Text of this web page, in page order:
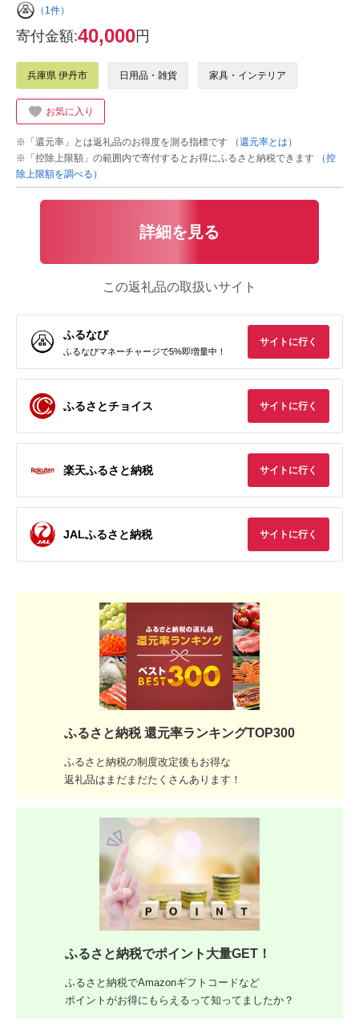
（1件）
寄付金額:40,000円
兵庫県 伊丹市 日用品・雑貨 家具・インテリア
お気に入り
※「還元率」とは返礼品のお得度を測る指標です
（還元率とは）
※「控除上限額」の範囲内で寄付するとお得にふるさと納税できます
（控
除上限額を調べる）
詳細を見る
この返礼品の取扱いサイト
ふるなび
ふるなびマネーチャージで5%即増量中！
サイトに行く
ふるさとチョイス サイトに行く
楽天ふるさと納税 サイトに行く
JALふるさと納税 サイトに行く
ふるさと納税 還元率ランキングTOP300
ふるさと納税の制度改定後もお得な
返礼品はまだまだたくさんあります！
ふるさと納税でポイント大量GET！
ふるさと納税でAmazonギフトコードなど
ポイントがお得にもらえるって知ってましたか？